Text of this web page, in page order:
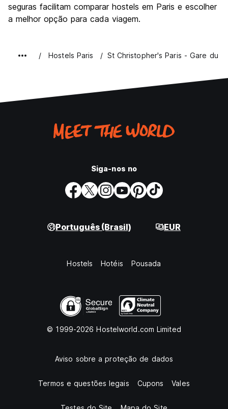
seguras facilitam comparar hostels em Paris e escolher
a melhor opção para cada viagem.
Hostels Paris St Christopher's Paris - Gare du
Siga-nos no
Português (Brasil) EUR
Hostels Hotéis Pousada
© 1999-2026 Hostelworld.com Limited
Aviso sobre a proteção de dados
Termos e questões legais Cupons Vales